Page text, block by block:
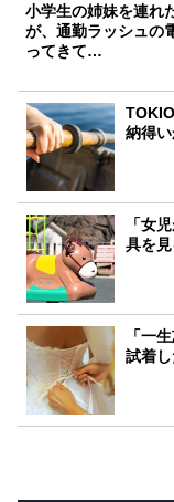
小学生の姉妹を連れ
が、通勤ラッシュの
ってきて…
納得
「女
具を
「一
試着